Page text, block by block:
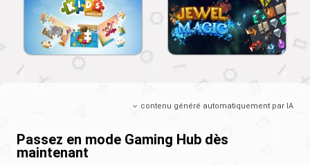
contenu généré automatiquement par IA
Passez en mode Gaming Hub dès
maintenant